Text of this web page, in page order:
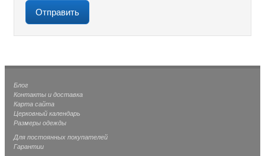
Блог
Контакты и доставка
Карта сайта
Церковный календарь
Размеры одежды
Для постоянных покупателей
Гарантии